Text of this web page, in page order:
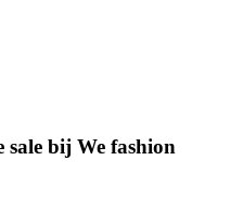
bij We fashion